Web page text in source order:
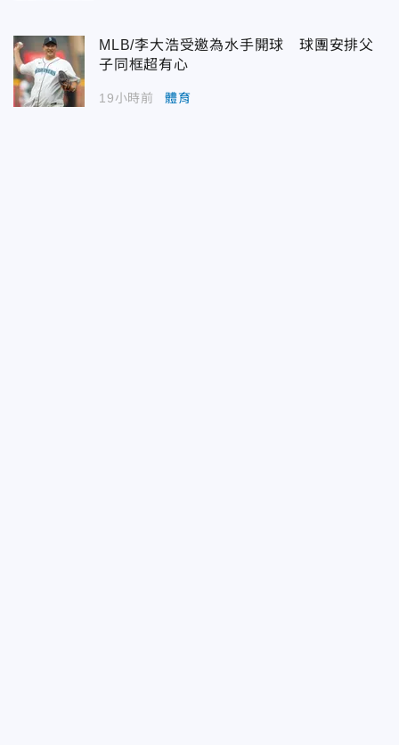
MLB/李大浩受邀為水手開球 球團安排父
子同框超有心
19小時前 體育